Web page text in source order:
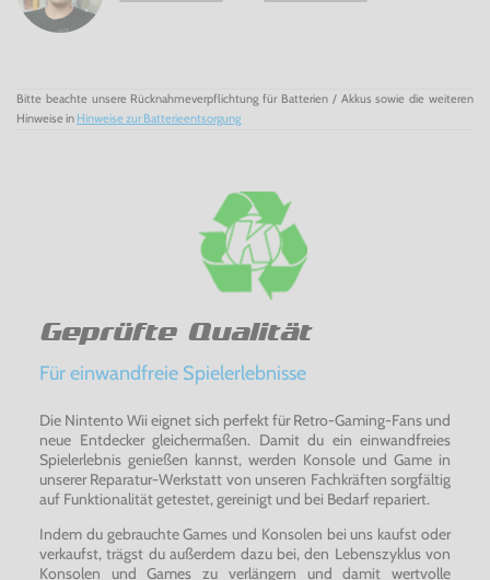
Bitte beachte unsere Rücknahmeverpflichtung für Batterien / Akkus sowie die weiteren
Hinweise in Hinweise zur Batterieentsorgung
Geprüfte Qualität
Für einwandfreie Spielerlebnisse
Die Nintento Wii eignet sich perfekt für Retro-Gaming-Fans und
neue Entdecker gleichermaßen. Damit du ein einwandfreies
Spielerlebnis genießen kannst, werden Konsole und Game in
unserer Reparatur-Werkstatt von unseren Fachkräften sorgfältig
auf Funktionalität getestet, gereinigt und bei Bedarf repariert.
Indem du gebrauchte Games und Konsolen bei uns kaufst oder
verkaufst, trägst du außerdem dazu bei, den Lebenszyklus von
Konsolen und Games zu verlängern und damit wertvolle